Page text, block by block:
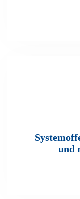
und